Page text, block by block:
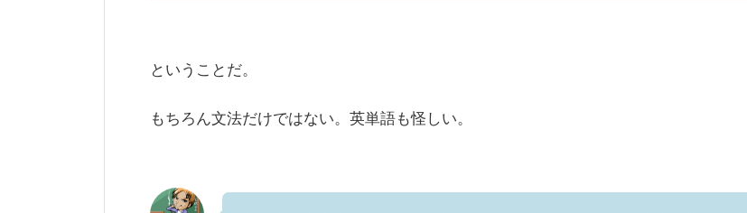
ということだ。
もちろん文法だけではない。英単語も怪しい。